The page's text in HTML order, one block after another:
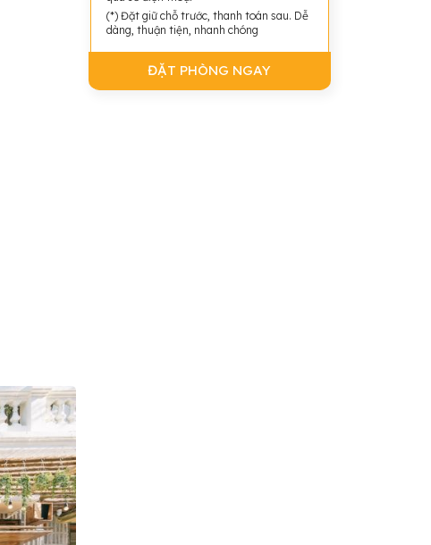
(*) Đặt giữ chỗ trước, thanh toán sau. Dễ
dàng, thuận tiện, nhanh chóng
ĐẶT PHÒNG NGAY